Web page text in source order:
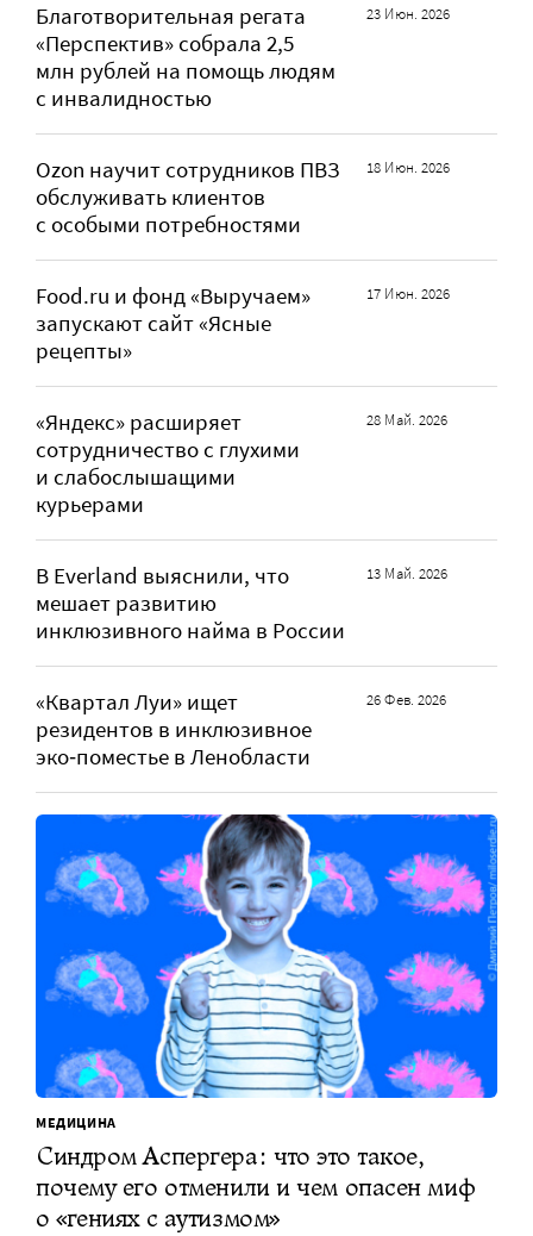
Благотворительная регата
«Перспектив» собрала 2,5
млн рублей на помощь людям
с инвалидностью
23 Июн. 2026
Ozon научит сотрудников ПВЗ
обслуживать клиентов
с особыми потребностями
18 Июн. 2026
Food.ru и фонд «Выручаем»
запускают сайт «Ясные
рецепты»
17 Июн. 2026
«Яндекс» расширяет
сотрудничество с глухими
и слабослышащими
курьерами
28 Май. 2026
В Everland выяснили, что
мешает развитию
инклюзивного найма в России
13 Май. 2026
«Квартал Луи» ищет
резидентов в инклюзивное
эко‑поместье в Ленобласти
26 Фев. 2026
МЕДИЦИНА
Синдром Аспергера: что это такое,
почему его отменили и чем опасен миф
о «гениях с аутизмом»